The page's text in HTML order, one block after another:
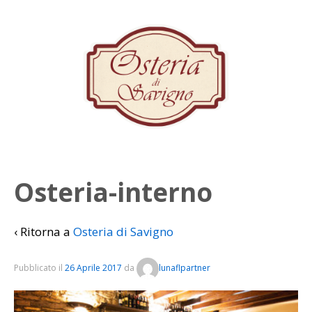
Osteria-interno
‹ Ritorna a Osteria di Savigno
Pubblicato il 26 Aprile 2017 da lunaflpartner